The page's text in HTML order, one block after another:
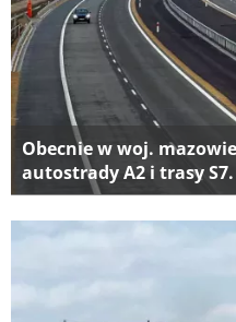
Obecnie w woj.
autostrady A2 i trasy S7.